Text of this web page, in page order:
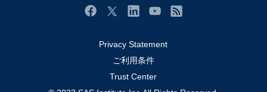
企業
採用・求人情報
教職員の皆様へ
Privacy Statement
ご利用条件
Trust Center